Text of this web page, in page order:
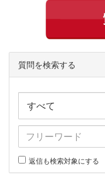
質問を検索する
返信も検索対象にする